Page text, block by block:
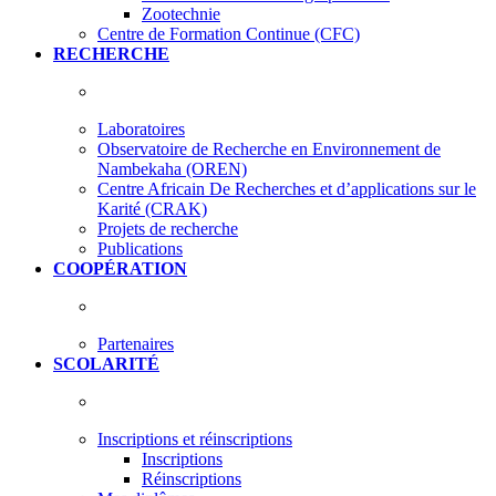
Zootechnie
Centre de Formation Continue (CFC)
RECHERCHE
Laboratoires
Observatoire de Recherche en Environnement de
Nambekaha (OREN)
Centre Africain De Recherches et d’applications sur le
Karité (CRAK)
Projets de recherche
Publications
COOPÉRATION
Partenaires
SCOLARITÉ
Inscriptions et réinscriptions
Inscriptions
Réinscriptions